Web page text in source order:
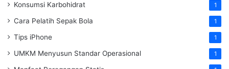
Konsumsi Karbohidrat 1
Cara Pelatih Sepak Bola 1
Tips iPhone 1
UMKM Menyusun Standar Operasional 1